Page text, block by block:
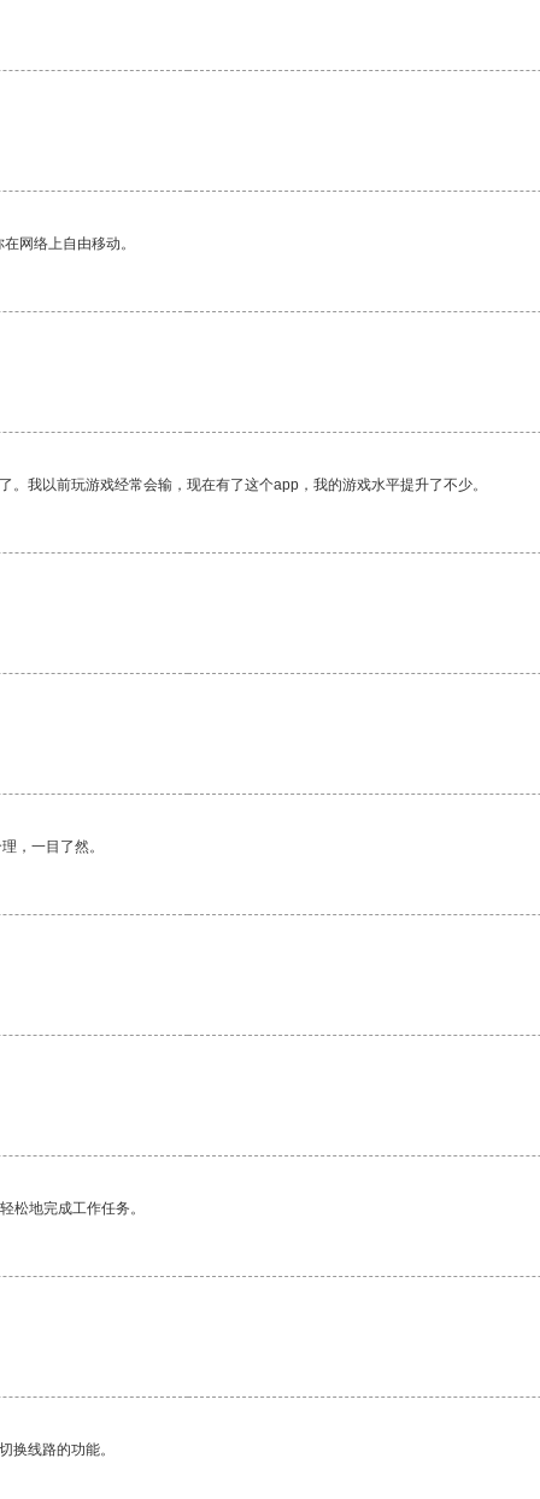
网络上自由移动。
我以前玩游戏经常会输，现在有了这个app，我的游戏水平提升了不少。
，一目了然。
松地完成工作任务。
换线路的功能。